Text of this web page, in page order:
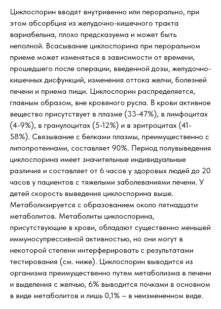
Циклоспорин вводят внутривенно или перорально, при
этом абсорбция из желудочно-кишечного тракта
вариабельна, плохо предсказуема и может быть
неполной. Всасывание циклоспорина при пероральном
приеме может изменяться в зависимости от времени,
прошедшего после операции, введенной дозы, желудочно-
кишечных дисфункций, изменения оттока желчи, болезней
печени и приема пищи. Циклоспорин распределяется,
главным образом, вне кровяного русла. В крови активное
вещество присутствует в плазме (33-47%), в лимфоцитах
(4-9%), в гранулоцитах (5-12%) и в эритроцитах (41-
58%). Связывание с белками плазмы, преимущественно с
липопротеинами, составляет 90%. Период полувыведения
циклоспорина имеет значительные индивидуальные
различия и составляет от 6 часов у здоровых людей до 20
часов у пациентов с тяжелыми заболеваниями печени. У
детей скорость выведения циклоспорина выше.
Метаболизируется с образованием около пятнадцати
метаболитов. Метаболиты циклоспорина,
присутствующие в крови, обладают существенно меньшей
иммуносупрессивной активностью, но они могут в
некоторой степени интерферировать с результатами
тестирования (см. ниже). Циклоспорин выводится из
организма преимущественно путем метаболизма в печени
и выделения с желчью, 6% выводится почками в основном
в виде метаболитов и лишь 0,1% – в неизмененном виде.